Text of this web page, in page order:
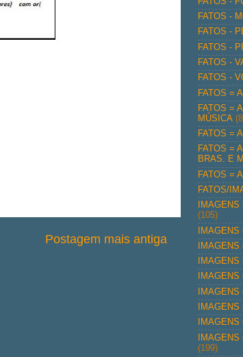
Postagem mais antiga
FATOS -
FATOS -
FATOS -
FATOS -
FATOS -
FATOS =
FATOS =
MÚSICA
FATOS =
FATOS =
BRAS. E
FATOS =
FATOS/
(105)
(199)